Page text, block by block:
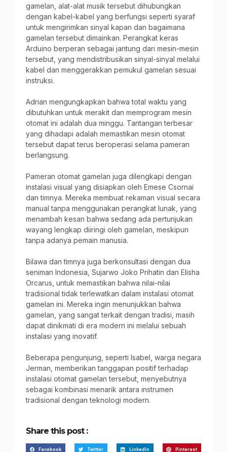
gamelan, alat-alat musik tersebut dihubungkan
dengan kabel-kabel yang berfungsi seperti syaraf
untuk mengirimkan sinyal kapan dan bagaimana
gamelan tersebut dimainkan. Perangkat keras
Arduino berperan sebagai jantung dari mesin-mesin
tersebut, yang mendistribusikan sinyal-sinyal melalui
kabel dan menggerakkan pemukul gamelan sesuai
instruksi.
Adrian mengungkapkan bahwa total waktu yang
dibutuhkan untuk merakit dan memprogram mesin
otomat ini adalah dua minggu. Tantangan terbesar
yang dihadapi adalah memastikan mesin otomat
tersebut dapat terus beroperasi selama pameran
berlangsung.
Pameran otomat gamelan juga dilengkapi dengan
instalasi visual yang disiapkan oleh Emese Csornai
dan timnya. Mereka membuat rekaman visual secara
manual tanpa menggunakan perangkat lunak, yang
menambah kesan bahwa sedang ada pertunjukan
wayang lengkap diiringi oleh gamelan, meskipun
tanpa adanya pemain manusia.
Bilawa dan timnya juga berkonsultasi dengan dua
seniman Indonesia, Sujarwo Joko Prihatin dan Elisha
Orcarus, untuk memastikan bahwa nilai-nilai
tradisional tidak terlewatkan dalam instalasi otomat
gamelan ini. Mereka ingin menunjukkan bahwa
gamelan, yang sangat terkait dengan tradisi, masih
dapat dinikmati di era modern ini melalui sebuah
instalasi yang inovatif.
Beberapa pengunjung, seperti Isabel, warga negara
Jerman, memberikan tanggapan positif terhadap
instalasi otomat gamelan tersebut, menyebutnya
sebagai kombinasi menarik antara instrumen
tradisional dengan teknologi modern.
Share this post :
Facebook Twitter LinkedIn Pinterest